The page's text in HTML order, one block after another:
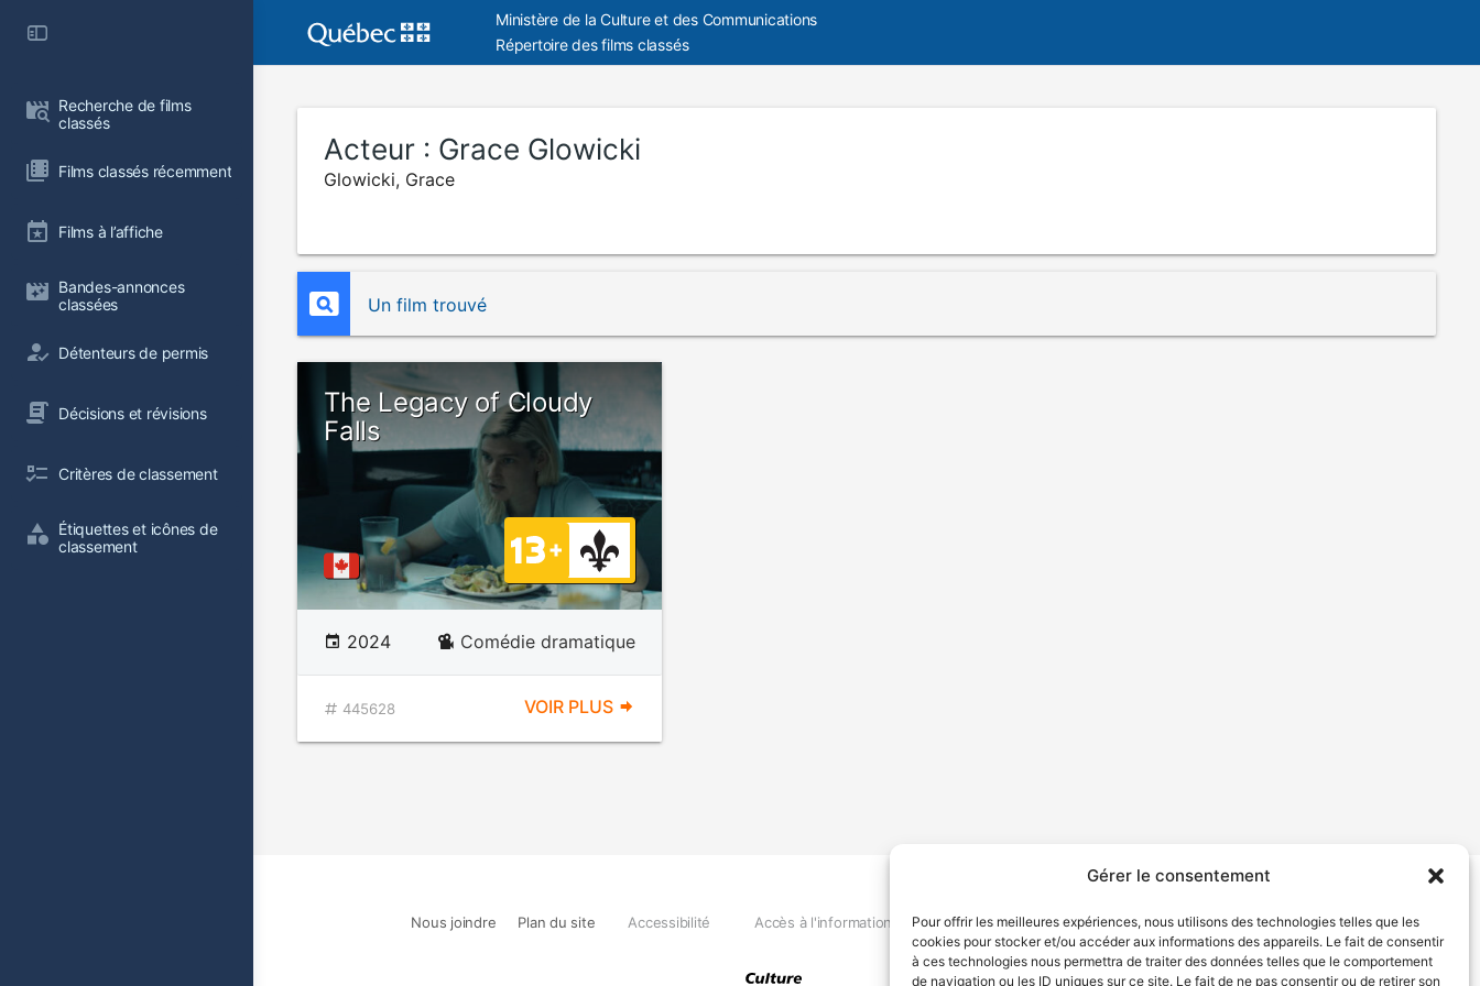
Gérer le consentement
Pour offrir les meilleures expériences, nous utilisons des technologies telles que les
cookies pour stocker et/ou accéder aux informations des appareils. Le fait de consentir
à ces technologies nous permettra de traiter des données telles que le comportement
de navigation ou les ID uniques sur ce site. Le fait de ne pas consentir ou de retirer son
Recherche de films
classés
Films classés récemment
Films à l’affiche
Bandes-annonces
classées
Détenteurs de permis
Décisions et révisions
Critères de classement
Étiquettes et icônes de
classement
Ministère de la Culture et des Communications
Répertoire des films classés
Acteur : Grace Glowicki
Glowicki, Grace
Un film trouvé
The Legacy of Cloudy
Falls
2024 Comédie dramatique
445628 VOIR PLUS
Nous joindre Plan du site Accessibilité Accès à l'information Déclaration de services Politique de confidentialité